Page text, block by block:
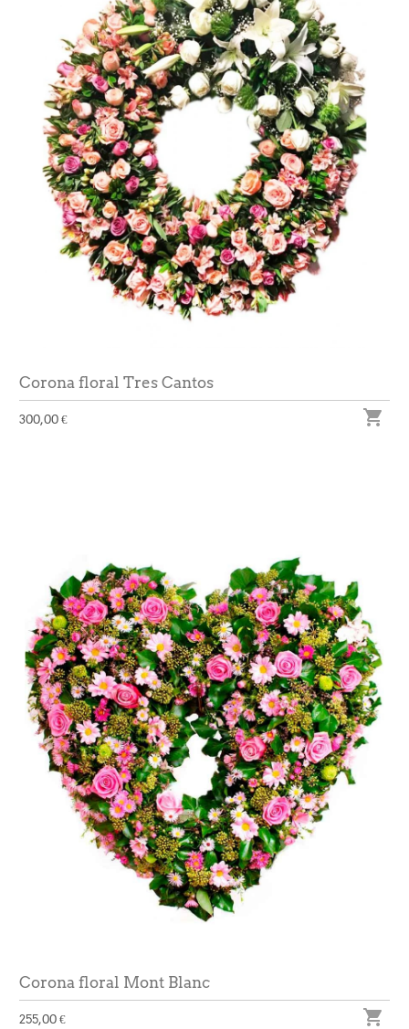
Corona floral Tres Cantos
300,00 € 
Corona floral Mont Blanc
255,00 € 